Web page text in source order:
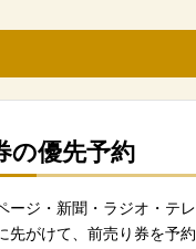
の優先予約
ージ・新聞・ラジオ・テレ
先がけて、前売り券を予約